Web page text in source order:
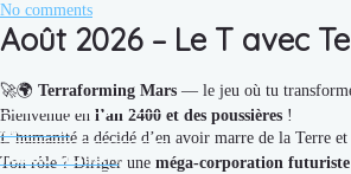
Accueil
l’association
No comments
Août 2026 – Le T avec
🚀🌍 Terraforming Mars — le jeu où tu
Bienvenue en l’an 2400 et des poussières !
L’humanité a décidé d’en avoir marre de la Terre
Ton rôle ? Diriger une méga-corporation futuriste